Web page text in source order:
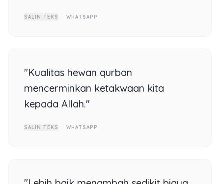
SALIN TEKS WHATSAPP
"Kualitas hewan qurban
mencerminkan ketakwaan kita
kepada Allah."
SALIN TEKS WHATSAPP